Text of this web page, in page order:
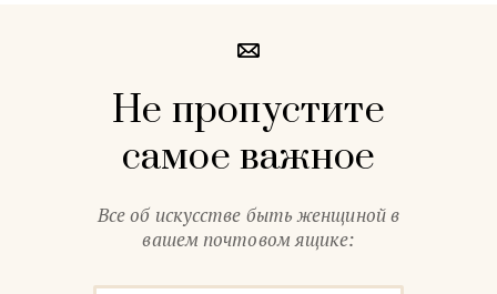
Не пропустите
самое важное
Все об искусстве быть женщиной в
вашем почтовом ящике: